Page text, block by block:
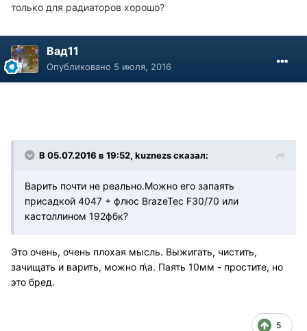
только для радиаторов хорошо?
Вад11
Опубликовано 5 июля, 2016
В 05.07.2016 в 19:52, kuznezs сказал:
Варить почти не реально.Можно его запаять
присадкой 4047 + флюс BrazeTec F30/70 или
кастоллином 192фбк?
Это очень, очень плохая мысль. Выжигать, чистить,
зачищать и варить, можно п\а. Паять 10мм - простите, но
это бред.
5